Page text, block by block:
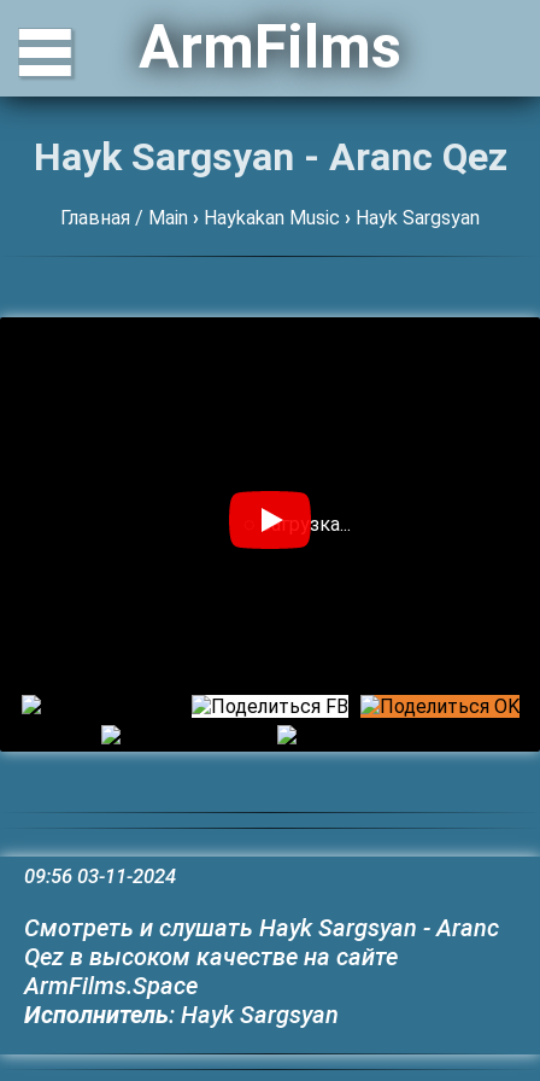
ArmFilms
Hayk Sargsyan - Aranc Qez
Главная / Main › Haykakan Music › Hayk Sargsyan
◌ Загрузка...
09:56 03-11-2024
Смотреть и слушать Hayk Sargsyan - Aranc
Qez в высоком качестве на сайте
ArmFilms.Space
Исполнитель: Hayk Sargsyan